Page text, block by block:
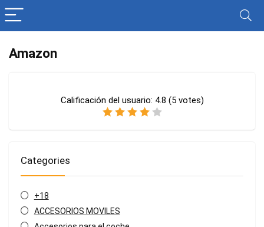
Amazon
Calificación del usuario: 4.8 (5votes)
Categories
+18
ACCESORIOS MOVILES